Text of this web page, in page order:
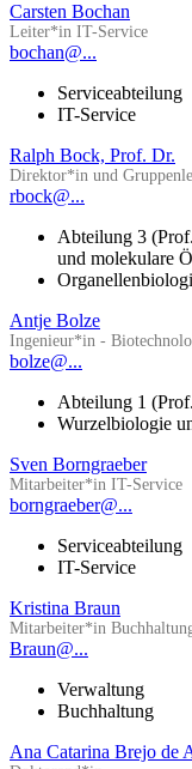
Carsten Bochan
Leiter*in IT-Service
bochan@...
Serviceabteilung
IT-Service
Ralph Bock, Prof. Dr.
Direktor*in und
rbock@...
Abteilung 3
und molekulare
Antje Bolze
Ingenieur*in -
bolze@...
Abteilung 1
Wurzelbiologie
Sven Borngraeber
Mitarbeiter*in IT-Service
borngraeber@...
Serviceabteilung
IT-Service
Kristina Braun
Mitarbeiter*in
Braun@...
Verwaltung
Buchhaltung
Ana Catarina Brejo de